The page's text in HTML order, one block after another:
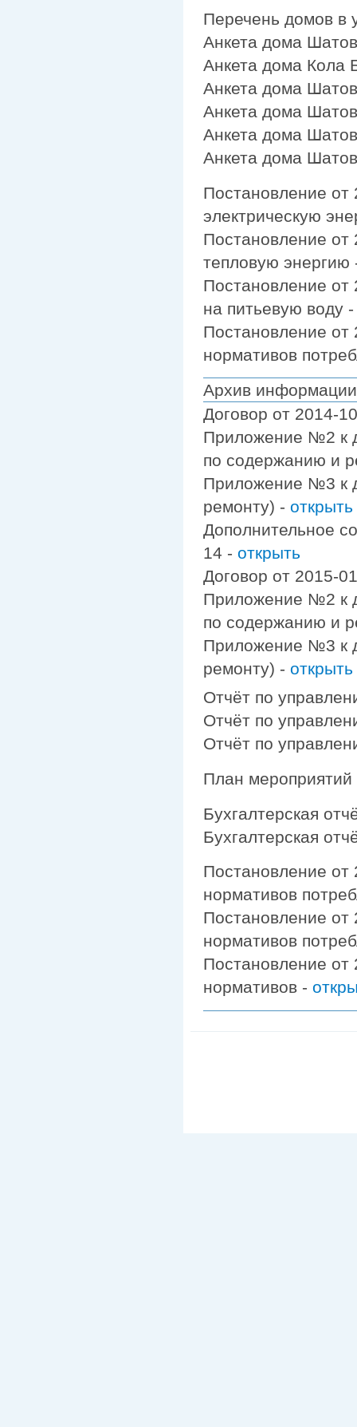
Перечень домов
Анкета дома
Анкета дома Кола
Анкета дома
Анкета дома
Анкета дома
Анкета дома
Постановление
электрическую
Постановление
тепловую
Постановление
на питьевую воду
Постановление
нормативов
Архив
Договор от 2014-
Приложение №2 к
по содержанию и
Приложение №3 к
ремонту) - открыть
Дополнительное
14 - открыть
Договор от 2015-
Приложение №2 к
по содержанию и
Приложение №3 к
ремонту) - открыть
Отчёт по
Отчёт по
Отчёт по
План мероприятий
Бухгалтерская
Бухгалтерская
Постановление
нормативов
Постановление
нормативов
Постановление
нормативов -